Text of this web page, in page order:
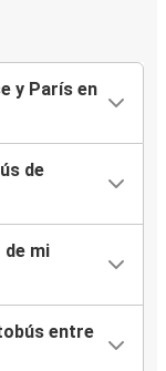
y París en
de
de mi
entre